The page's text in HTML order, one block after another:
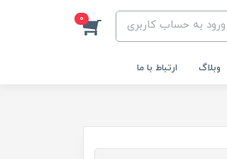
ورود به حساب کاربری 0
وبلاگ ارتباط با ما